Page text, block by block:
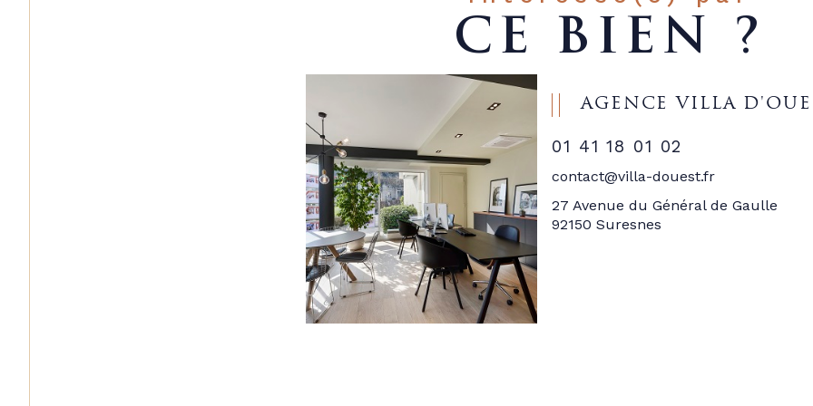
CE BIEN ?
AGENCE VILLA
01 41 18 01 02
contact@villa-douest.fr
27 Avenue du Général de Gaulle
92150 Suresnes